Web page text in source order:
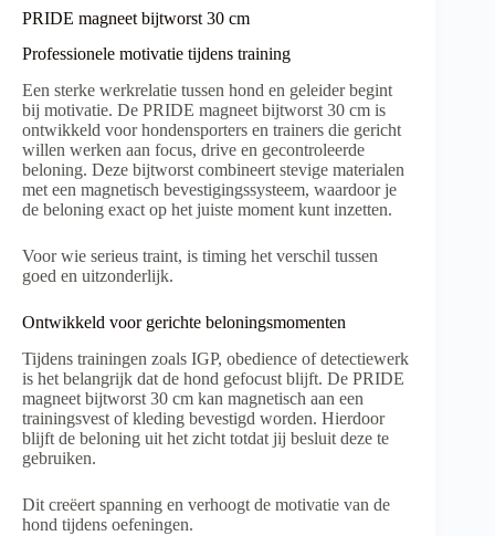
PRIDE magneet bijtworst 30 cm
Professionele motivatie tijdens training
Een sterke werkrelatie tussen hond en geleider begint
bij motivatie. De PRIDE magneet bijtworst 30 cm is
ontwikkeld voor hondensporters en trainers die gericht
willen werken aan focus, drive en gecontroleerde
beloning. Deze bijtworst combineert stevige materialen
met een magnetisch bevestigingssysteem, waardoor je
de beloning exact op het juiste moment kunt inzetten.
Voor wie serieus traint, is timing het verschil tussen
goed en uitzonderlijk.
Ontwikkeld voor gerichte beloningsmomenten
Tijdens trainingen zoals IGP, obedience of detectiewerk
is het belangrijk dat de hond gefocust blijft. De PRIDE
magneet bijtworst 30 cm kan magnetisch aan een
trainingsvest of kleding bevestigd worden. Hierdoor
blijft de beloning uit het zicht totdat jij besluit deze te
gebruiken.
Dit creëert spanning en verhoogt de motivatie van de
hond tijdens oefeningen.